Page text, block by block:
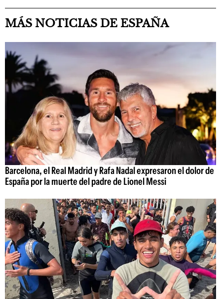
MÁS NOTICIAS DE ESPAÑA
Barcelona, el Real Madrid y Rafa Nadal expresaron el dolor de
España por la muerte del padre de Lionel Messi